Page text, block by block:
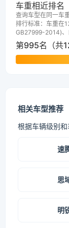
车重相近排名
查询车型在同一车
排行标准：车重在
GB27999-2014)、
第995名（共
相关车型推荐
根据车辆级别
速
思
明